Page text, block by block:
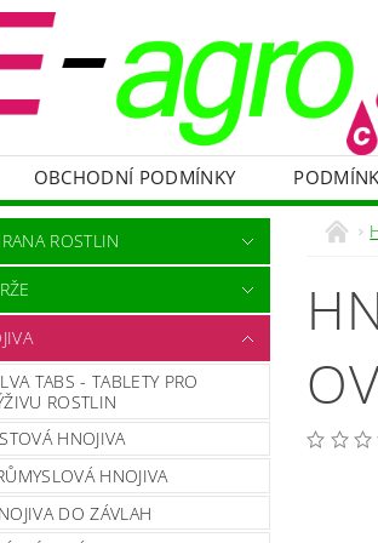
OBCHODNÍ PODMÍNKY
HNOJIVA
- PROTI HLODAVCŮM
POMŮCKY A PRACOVNÍ OBLEČENÍ
DÍLY A SERVIS
ROSTLIN
TABS - TABLETY PRO
ROSTLIN
HNOJIVA
HNOJIVA
DO ZÁVLAH